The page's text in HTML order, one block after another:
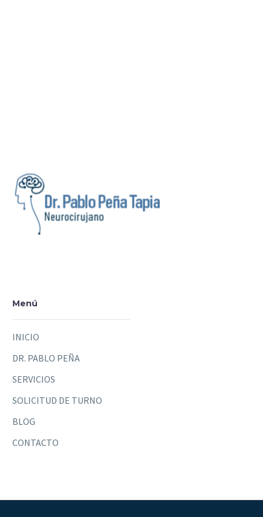
Menú
INICIO
DR. PABLO PEÑA
SERVICIOS
SOLICITUD DE TURNO
BLOG
CONTACTO